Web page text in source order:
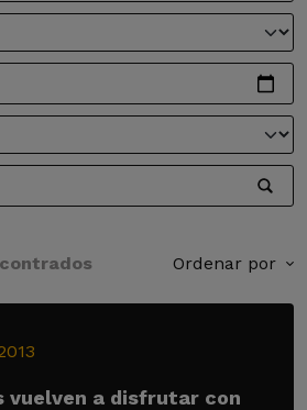
Ordenar por
vuelven a disfrutar con